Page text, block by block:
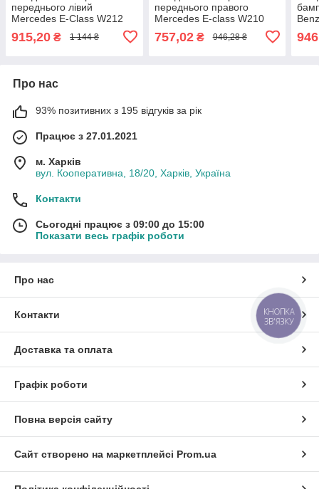
переднього лівий
Mercedes E-Class W212
2128850321
915,20 ₴ 1 144 ₴
переднього правого
Mercedes E-class W210
2108850874
757,02₴ 946,28 ₴
Про нас
93% позитивних з 195 відгуків за рік
Працює з 27.01.2021
м. Харків
вул. Кооперативна, 18/20, Харків, Україна
Контакти
Сьогодні працює з 09:00 до 15:00
Показати весь графік роботи
Про нас
Контакти
Доставка та оплата
Графік роботи
Повна версія сайту
Сайт створено на маркетплейсі Prom.ua
КНОПКА
ЗВ'ЯЗКУ